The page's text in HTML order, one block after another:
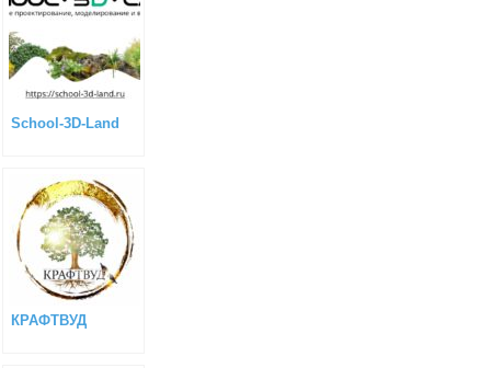
School-3D-Land
КРАФТВУД